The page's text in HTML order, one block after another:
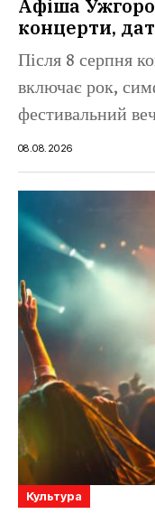
Афіша
концерти,
Після 8 серпня
включає рок,
фестивальний
08.08.2026
Культура